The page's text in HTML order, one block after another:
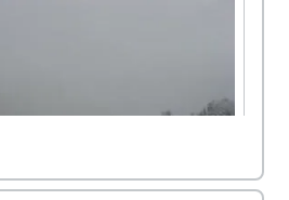
うである。
、お下がりの餅やするめを
たりする。